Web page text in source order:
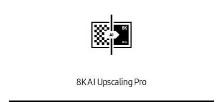
8K AI Upscaling Pro